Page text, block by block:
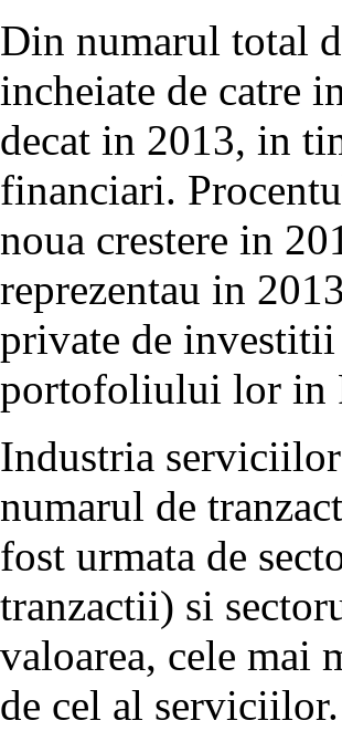
Din numarul total
incheiate de catre
decat in 2013, in
financiari.
noua crestere in
reprezentau in
private de
portofoliului lor in
Industria
numarul de
fost urmata de
tranzactii) si
valoarea, cele mai
de cel al serviciilor.